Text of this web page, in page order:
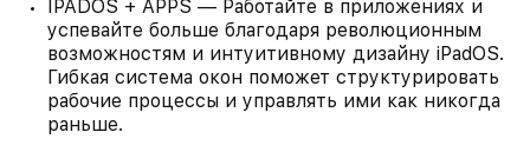
IPADOS + APPS — Работайте в приложениях и
успевайте больше благодаря революционным
возможностям и интуитивному дизайну iPadOS.
Гибкая система окон поможет структурировать
рабочие процессы и управлять ими как никогда
раньше.